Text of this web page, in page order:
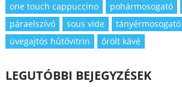
one touch cappuccino
pohármosogató
páraelszívó
sous vide tányérmosogató
üvegajtós hűtővitrin
őrölt kávé
LEGUTÓBBI BEJEGYZÉSEK